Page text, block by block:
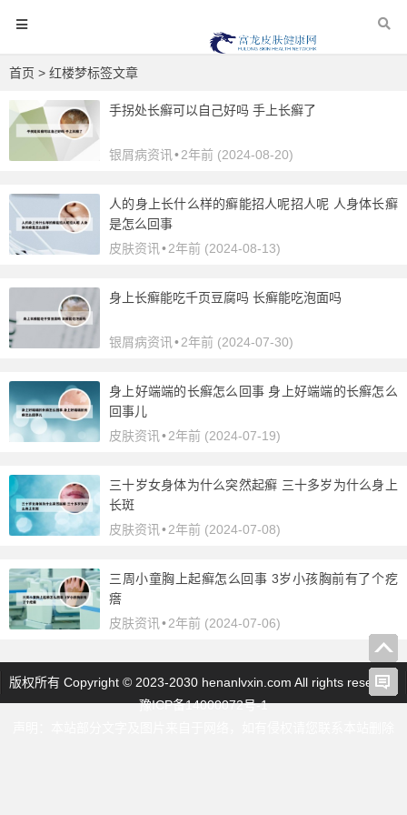
首页 > 红楼梦标签文章
手拐处长癣可以自己好吗 手上长癣了
银屑病资讯 •2年前 (2024-08-20)
人的身上长什么样的癣能招人呢招人呢 人身体长癣
是怎么回事
皮肤资讯 •2年前 (2024-08-13)
身上长癣能吃千页豆腐吗 长癣能吃泡面吗
银屑病资讯 •2年前 (2024-07-30)
身上好端端的长癣怎么回事 身上好端端的长癣怎么
回事儿
皮肤资讯 •2年前 (2024-07-19)
三十岁女身体为什么突然起癣 三十多岁为什么身上
长斑
皮肤资讯 •2年前 (2024-07-08)
三周小童胸上起癣怎么回事 3岁小孩胸前有了个疙
瘩
皮肤资讯 •2年前 (2024-07-06)
版权所有 Copyright © 2023-2030 henanlvxin.com All rights reserve |
豫ICP备14000072号-1